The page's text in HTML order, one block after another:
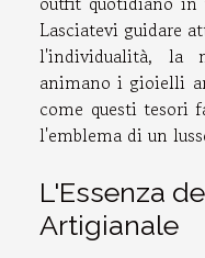
Lasciatevi guidare
l'individualità, la
animano i gioielli
come questi tesori
l'emblema di un
L'Essenza
Artigianale